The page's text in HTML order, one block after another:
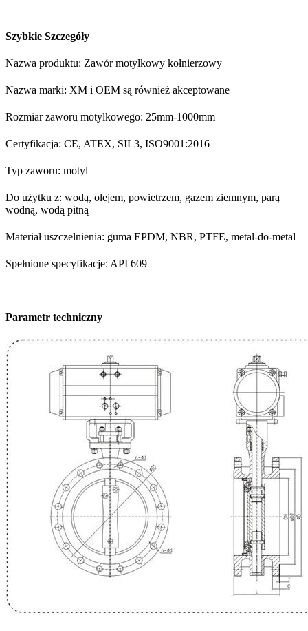
Szybkie Szczegóły
Nazwa produktu: Zawór motylkowy kołnierzowy
Nazwa marki: XM i OEM są również akceptowane
Rozmiar zaworu motylkowego: 25mm-1000mm
Certyfikacja: CE, ATEX, SIL3, ISO9001:2016
Typ zaworu: motyl
Do użytku z: wodą, olejem, powietrzem, gazem ziemnym, parą
wodną, ​​wodą pitną
Materiał uszczelnienia: guma EPDM, NBR, PTFE, metal-do-metal
Spełnione specyfikacje: API 609
Parametr techniczny